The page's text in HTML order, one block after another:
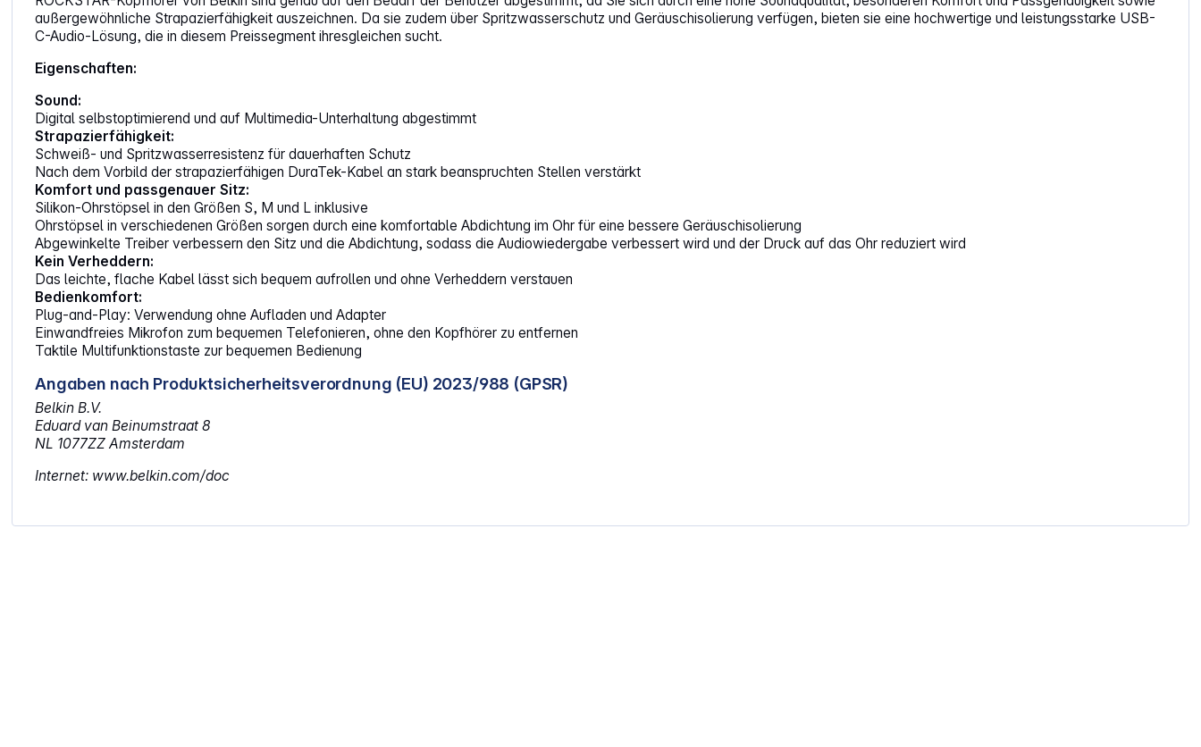
außergewöhnliche Strapazierfähigkeit auszeichnen. Da sie zudem über Spritzwasserschutz und Geräuschisolierung verfügen, bieten sie eine hochwertige und leistungsstarke USB-
C-Audio-Lösung, die in diesem Preissegment ihresgleichen sucht.
Eigenschaften:
Sound:
Digital selbstoptimierend und auf Multimedia-Unterhaltung abgestimmt
Strapazierfähigkeit:
Schweiß- und Spritzwasserresistenz für dauerhaften Schutz
Nach dem Vorbild der strapazierfähigen DuraTek-Kabel an stark beanspruchten Stellen verstärkt
Komfort und passgenauer Sitz:
Silikon-Ohrstöpsel in den Größen S, M und L inklusive
Ohrstöpsel in verschiedenen Größen sorgen durch eine komfortable Abdichtung im Ohr für eine bessere Geräuschisolierung
Abgewinkelte Treiber verbessern den Sitz und die Abdichtung, sodass die Audiowiedergabe verbessert wird und der Druck auf das Ohr reduziert wird
Kein Verheddern:
Das leichte, flache Kabel lässt sich bequem aufrollen und ohne Verheddern verstauen
Bedienkomfort:
Plug-and-Play: Verwendung ohne Aufladen und Adapter
Einwandfreies Mikrofon zum bequemen Telefonieren, ohne den Kopfhörer zu entfernen
Taktile Multifunktionstaste zur bequemen Bedienung
Angaben nach Produktsicherheitsverordnung (EU) 2023/988 (GPSR)
Belkin B.V.
Eduard van Beinumstraat 8
NL 1077ZZ Amsterdam
Internet: www.belkin.com/doc